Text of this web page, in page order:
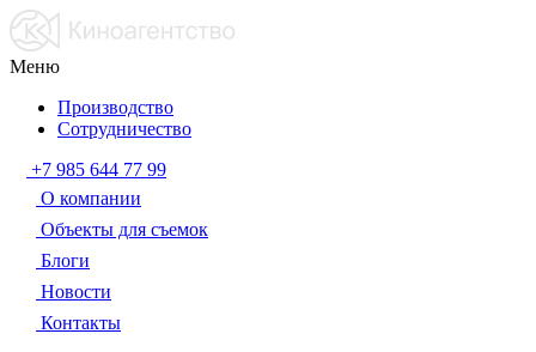
Меню
Производство
Сотрудничество
+7 985 644 77 99
О компании
Объекты для съемок
Блоги
Новости
Контакты